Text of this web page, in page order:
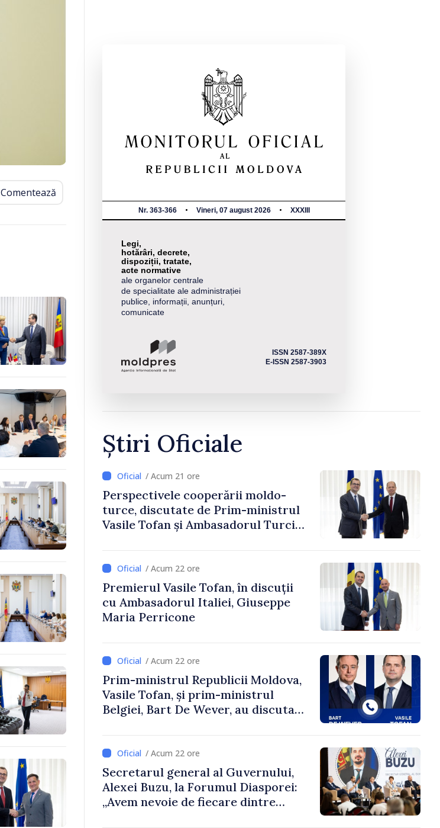
Comentează
Nr. 363-366 Vineri, 07 august 2026 XXXIII
Legi,
hotărâri, decrete,
dispoziții, tratate,
acte normative
ale organelor centrale
de specialitate ale administrației
publice, informații, anunțuri,
comunicate
ISSN 2587-389X
E-ISSN 2587-3903
Știri Oficiale
/ Acum 21 ore
Perspectivele cooperării moldo-
turce, discutate de Prim-ministrul
Vasile Tofan și Ambasadorul Turciei,
/ Acum 22 ore
Premierul Vasile Tofan, în discuții
cu Ambasadorul Italiei, Giuseppe
Maria Perricone
/ Acum 22 ore
Prim-ministrul Republicii Moldova,
Vasile Tofan, și prim-ministrul
Belgiei, Bart De Wever, au discutat
/ Acum 22 ore
Secretarul general al Guvernului,
Alexei Buzu, la Forumul Diasporei:
„Avem nevoie de fiecare dintre